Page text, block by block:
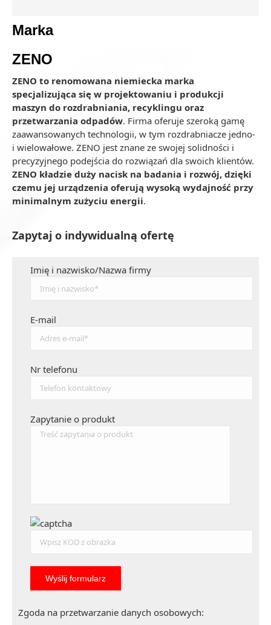
Marka
ZENO
ZENO to renomowana niemiecka marka
specjalizująca się w projektowaniu i produkcji
maszyn do rozdrabniania, recyklingu oraz
przetwarzania odpadów. Firma oferuje szeroką gamę
zaawansowanych technologii, w tym rozdrabniacze jedno-
i wielowałowe. ZENO jest znane ze swojej solidności i
precyzyjnego podejścia do rozwiązań dla swoich klientów.
ZENO kładzie duży nacisk na badania i rozwój, dzięki
czemu jej urządzenia oferują wysoką wydajność przy
minimalnym zużyciu energii.
Zapytaj o indywidualną ofertę
Imię i nazwisko/Nazwa firmy
E-mail
Nr telefonu
Zapytanie o produkt
Zgoda na przetwarzanie danych osobowych: